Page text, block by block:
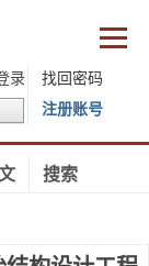
录
找回密码
注册账号
搜索